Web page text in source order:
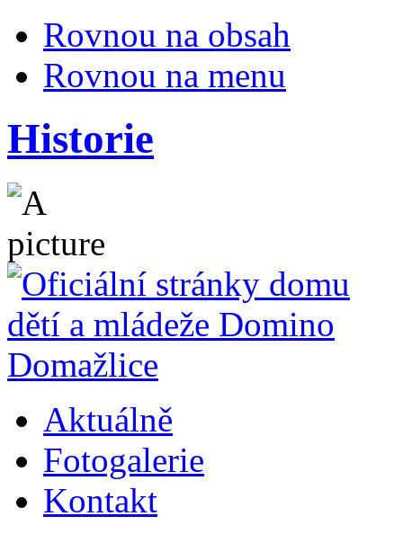
Rovnou na obsah
Rovnou na menu
Historie
Aktuálně
Fotogalerie
Kontakt